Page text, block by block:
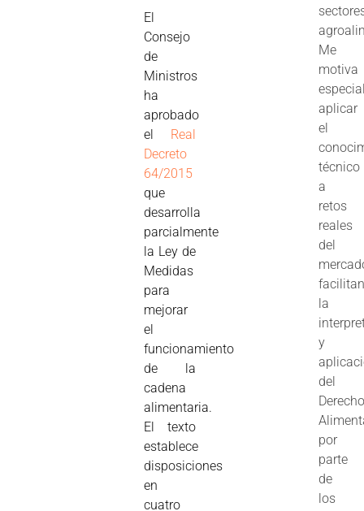
El
Consejo
de
Ministros
ha
aprobado
el
Real
Decreto
64/2015
que
desarrolla
parcialmente
la Ley de
Medidas
para
mejorar
el
funcionamiento
de la
cadena
alimentaria.
El texto
establece
disposiciones
en
cuatro
Me
motiva
aplicar
el
técnico
a
retos
reales
del
la
y
del
por
parte
de
los